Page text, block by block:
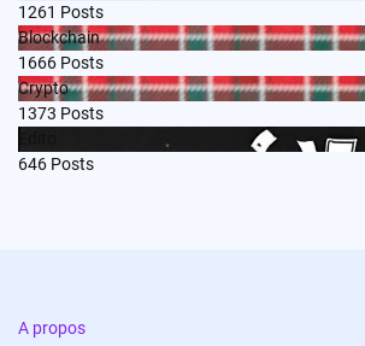
1261 Posts
Blockchain
1666 Posts
Crypto
1373 Posts
646 Posts
A propos